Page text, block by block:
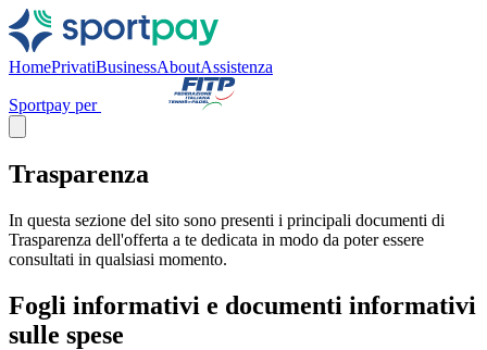
HomePrivatiBusinessAboutAssistenza
Sportpay per
Trasparenza
In questa sezione del sito sono presenti i principali documenti di
Trasparenza dell'offerta a te dedicata in modo da poter essere
consultati in qualsiasi momento.
Fogli informativi e documenti informativi
sulle spese